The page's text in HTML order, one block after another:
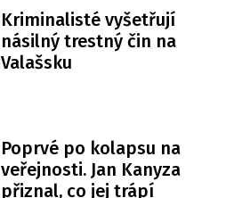
Kriminalisté vyšetřují
násilný trestný čin na
Valašsku
Poprvé po kolapsu na
veřejnosti. Jan Kanyza
přiznal, co jej trápí